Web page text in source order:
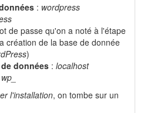
: wordpress
de passe qu'on a noté à l'étape
création de la base de donnée
)
données : localhost
wp_
l'installation, on tombe sur un